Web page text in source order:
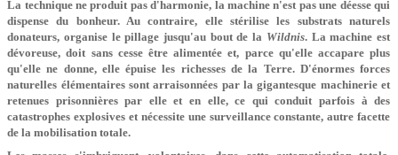
La technique ne produit pas d'harmonie, la machine n'est pas une déesse qui
dispense du bonheur. Au contraire, elle stérilise les substrats naturels
donateurs, organise le pillage jusqu'au bout de la Wildnis. La machine est
dévoreuse, doit sans cesse être alimentée et, parce qu'elle accapare plus
qu'elle ne donne, elle épuise les richesses de la Terre. D'énormes forces
naturelles élémentaires sont arraisonnées par la gigantesque machinerie et
retenues prisonnières par elle et en elle, ce qui conduit parfois à des
catastrophes explosives et nécessite une surveillance constante, autre facette
de la mobilisation totale.